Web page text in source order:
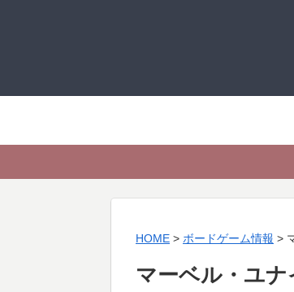
HOME > ボードゲーム情報 >
マーベル・ユナ